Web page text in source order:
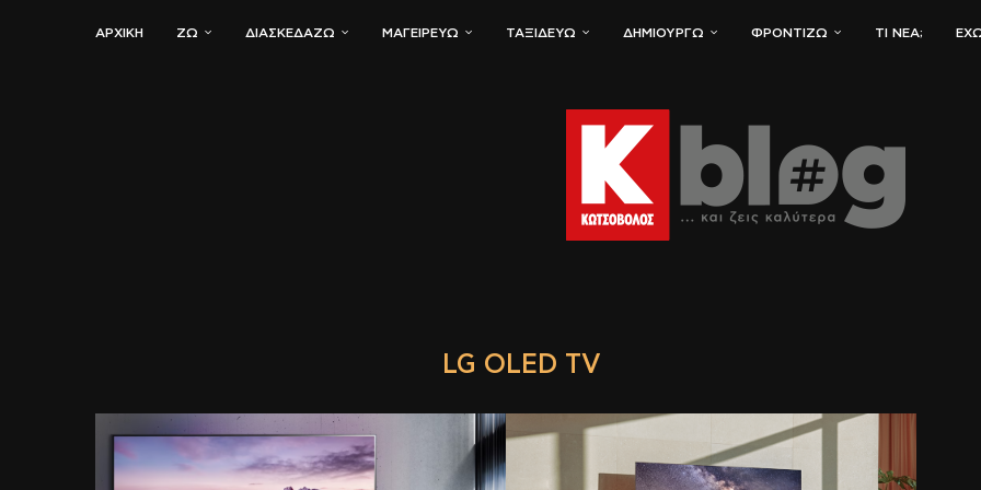
ΑΡΧΙΚΗ ΖΏ ΔΙΑΣΚΕΔΆΖΩ ΜΑΓΕΙΡΕΎΩ ΤΑΞΙΔΕΎΩ ΔΗΜΙΟΥΡΓΏ ΦΡΟΝΤΊΖΩ ΤΙ ΝΈΑ;
LG OLED TV